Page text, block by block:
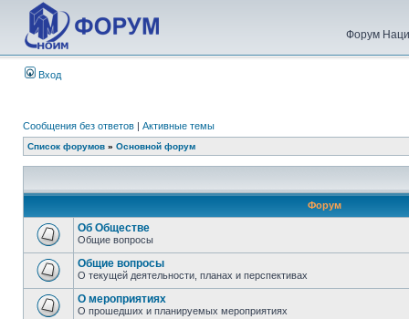
Форум
Вход
Сообщения без ответов | Активные темы
Список форумов » Основной форум
Форум
Об Обществе
Общие вопросы
Общие вопросы
О текущей деятельности, планах и перспективах
О мероприятиях
О прошедших и планируемых мероприятиях